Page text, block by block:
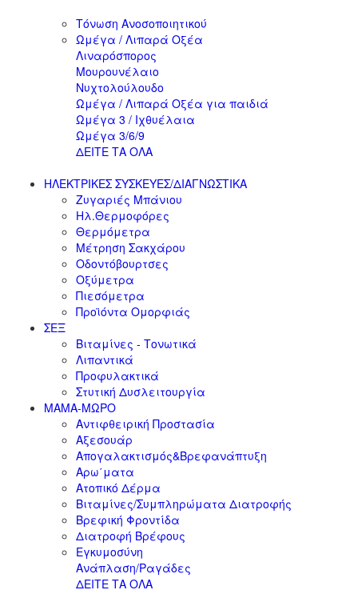
Τόνωση Ανοσοποιητικού
Ωμέγα / Λιπαρά Οξέα
Λιναρόσπορος
Μουρουνέλαιο
Νυχτολούλουδο
Ωμέγα / Λιπαρά Οξέα για παιδιά
Ωμέγα 3 / Ιχθυέλαια
Ωμέγα 3/6/9
ΔΕΙΤΕ ΤΑ ΟΛΑ
ΗΛΕΚΤΡΙΚΕΣ ΣΥΣΚΕΥΕΣ/ΔΙΑΓΝΩΣΤΙΚΑ
Ζυγαριές Μπάνιου
Ηλ.Θερμοφόρες
Θερμόμετρα
Μέτρηση Σακχάρου
Οδοντόβουρτσες
Οξύμετρα
Πιεσόμετρα
Προϊόντα Ομορφιάς
ΣΕΞ
Βιταμίνες - Τονωτικά
Λιπαντικά
Προφυλακτικά
Στυτική Δυσλειτουργία
ΜΑΜΑ-ΜΩΡΟ
Αντιφθειρική Προστασία
Αξεσουάρ
Απογαλακτισμός&Βρεφανάπτυξη
Αρω΄ματα
Ατοπικό Δέρμα
Βιταμίνες/Συμπληρώματα Διατροφής
Βρεφική Φροντίδα
Διατροφή Βρέφους
Εγκυμοσύνη
Ανάπλαση/Ραγάδες
ΔΕΙΤΕ ΤΑ ΟΛΑ